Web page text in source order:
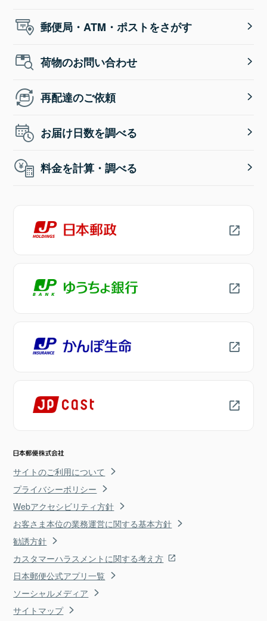
郵便局・ATM・ポストをさがす
荷物のお問い合わせ
再配達のご依頼
お届け日数を調べる
料金を計算・調べる
サイトのご利用について
プライバシーポリシー
Webアクセシビリティ方針
お客さま本位の業務運営に関する基本方針
勧誘方針
カスタマーハラスメントに関する考え方
日本郵便公式アプリ一覧
ソーシャルメディア
サイトマップ